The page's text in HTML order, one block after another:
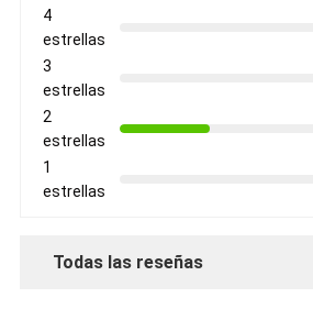
4
estrellas
3
estrellas
2
estrellas
1
estrellas
Todas las reseñas